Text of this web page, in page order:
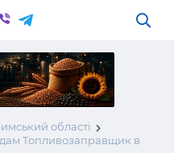
області
Топливозаправщик в